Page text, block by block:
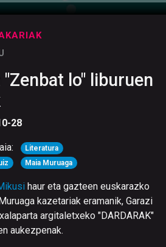
lo" liburuen
28
Literatura
Maia Muruaga
haur eta gazteen euskarazko
kazetariak eramanik, Garazi
argitaletxeko "DARDARAK"
aukezpenak.